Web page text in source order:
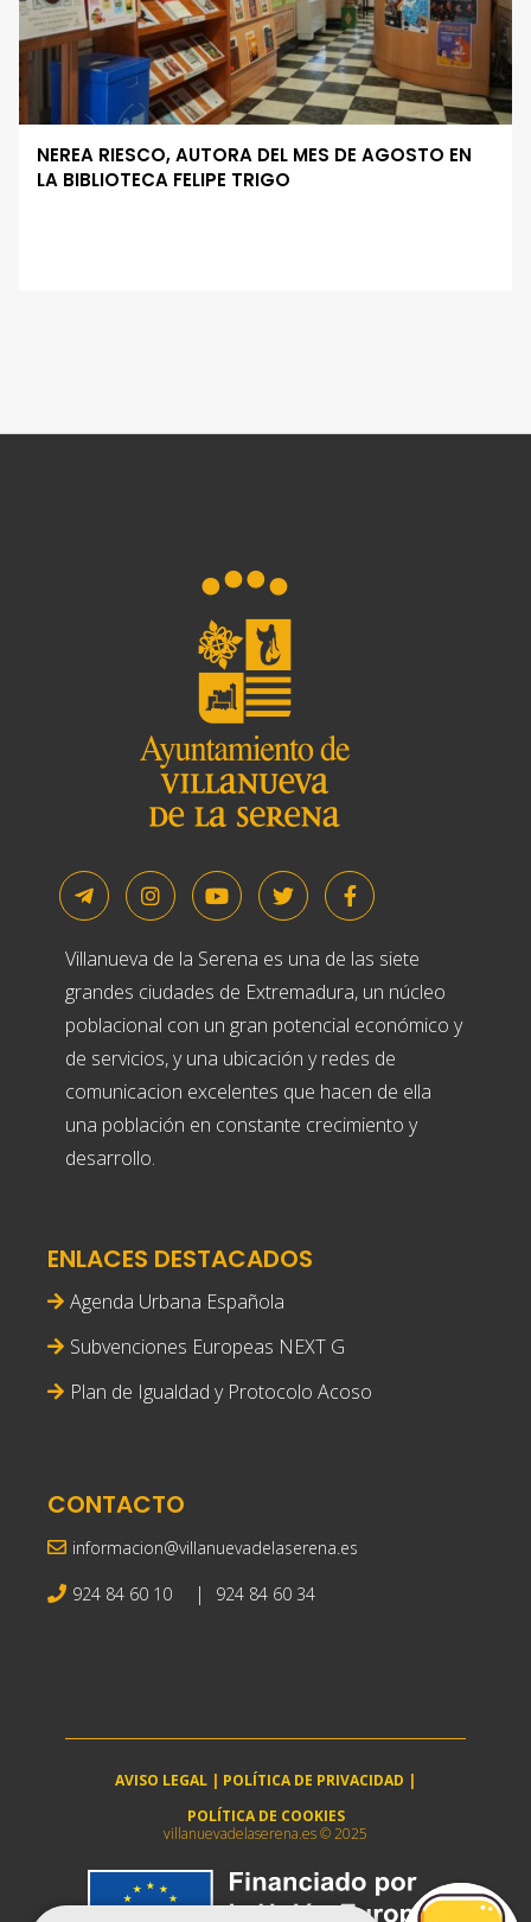
NEREA RIESCO, AUTORA DEL MES DE AGOSTO EN
LA BIBLIOTECA FELIPE TRIGO
Villanueva de la Serena es una de las siete
grandes ciudades de Extremadura, un núcleo
poblacional con un gran potencial económico y
de servicios, y una ubicación y redes de
comunicacion excelentes que hacen de ella
una población en constante crecimiento y
desarrollo.
ENLACES DESTACADOS
Agenda Urbana Española
Subvenciones Europeas NEXT G
Plan de Igualdad y Protocolo Acoso
CONTACTO
informacion@villanuevadelaserena.es
924 84 60 10 | 924 84 60 34
AVISO LEGAL | POLÍTICA DE PRIVACIDAD |
POLÍTICA DE COOKIES
villanuevadelaserena.es © 2025